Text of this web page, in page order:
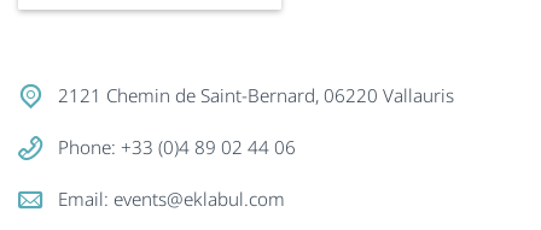
2121 Chemin de Saint-Bernard, 06220 Vallauris
Phone: +33 (0)4 89 02 44 06
Email: events@eklabul.com